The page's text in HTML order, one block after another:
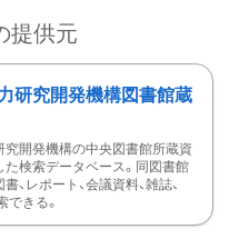
提供元
研究開発機構図書館蔵
究開発機構の中央図書館所蔵資
た検索データベース。同図書館
、レポート、会議資料、雑誌、
できる。